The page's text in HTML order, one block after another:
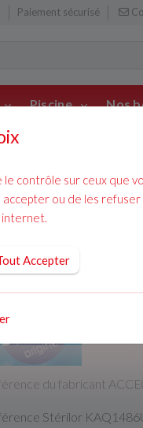
Paiement sécurisé
Piscine Nos
pompe
du fabricant
Stérilor
contrôle sur ceux que
accepter ou de les refuser
internet.
Accepter